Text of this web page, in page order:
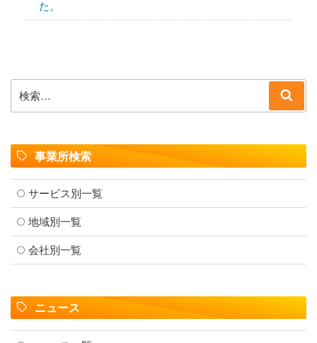
た。
索:
索
事業所検索
サービス別一覧
地域別一覧
会社別一覧
ニュース